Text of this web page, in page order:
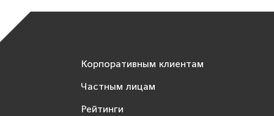
Корпоративным клиентам
Частным лицам
Рейтинги